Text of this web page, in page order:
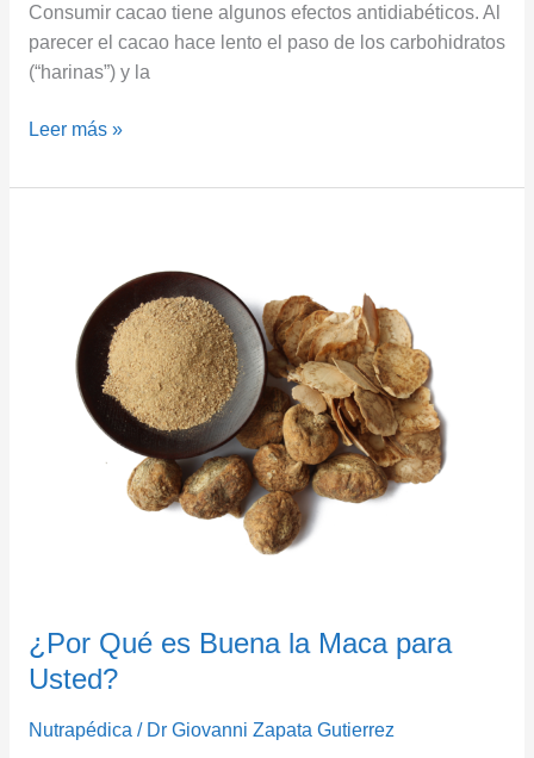
Consumir cacao tiene algunos efectos antidiabéticos. Al
parecer el cacao hace lento el paso de los carbohidratos
(“harinas”) y la
Leer más »
¿Por Qué es Buena la Maca para
Usted?
Nutrapédica / Dr Giovanni Zapata Gutierrez